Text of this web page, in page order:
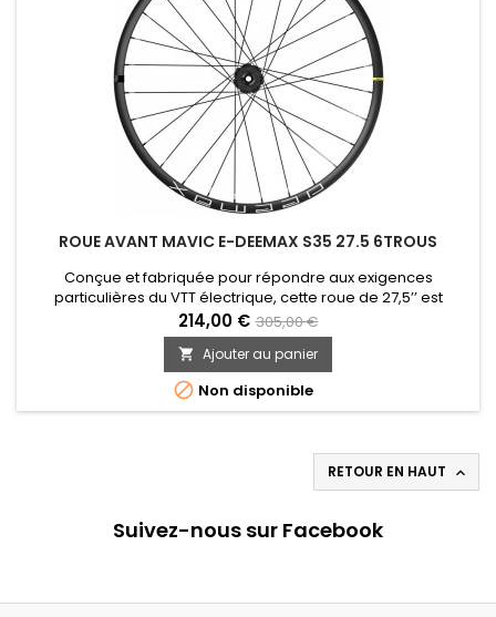
ROUE AVANT MAVIC E-DEEMAX S35 27.5 6TROUS
Conçue et fabriquée pour répondre aux exigences
particulières du VTT électrique, cette roue de 27,5’’ est
équipée de jantes en aluminium avec système de protection
contre les crevaisons par pincement, et de toutes les
dernières technologies Mavic.
214,00 € 305,00 €
 Ajouter au panier
 Non disponible
RETOUR EN HAUT 
Suivez-nous sur Facebook